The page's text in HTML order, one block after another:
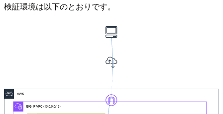
検証環境は以下のとおりです。